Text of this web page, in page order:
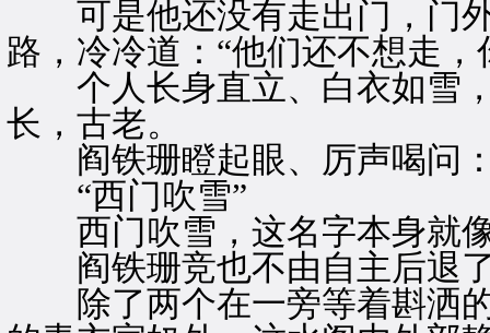
可是他还没有走出门，门外
路，冷冷道：“他们还不想走
个人长身直立、白衣如雪，
长，古老。
阎铁珊瞪起眼、厉声喝问：
“西门吹雪”
西门吹雪，这名字本身就像
阎铁珊竞也不由自主后退了
除了两个在一旁等着斟洒的